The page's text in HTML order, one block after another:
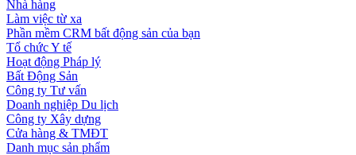
Nhà hàng
Làm việc từ xa
Phần mềm CRM bất động sản của bạn
Tổ chức Y tế
Hoạt động Pháp lý
Bất Động Sản
Công ty Tư vấn
Doanh nghiệp Du lịch
Công ty Xây dựng
Cửa hàng & TMĐT
Danh mục sản phẩm